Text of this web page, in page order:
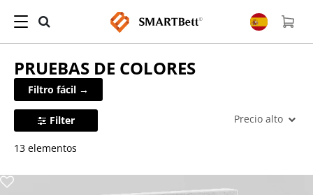
PRUEBAS DE COLORES
Filtro fácil →
Filter Precio alto
13 elementos